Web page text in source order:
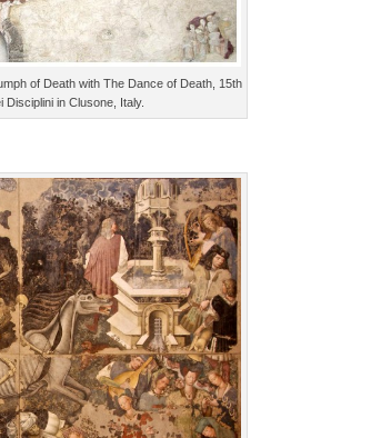
of Death with The Dance of Death, 15th
in Clusone, Italy.